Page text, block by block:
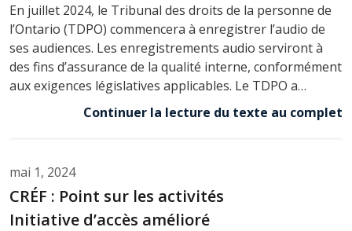
En juillet 2024, le Tribunal des droits de la personne de
l’Ontario (TDPO) commencera à enregistrer l’audio de
ses audiences. Les enregistrements audio serviront à
des fins d’assurance de la qualité interne, conformément
aux exigences législatives applicables. Le TDPO a…
Continuer la lecture du texte au complet
mai 1, 2024
CRÉF : Point sur les activités
Initiative d’accès amélioré